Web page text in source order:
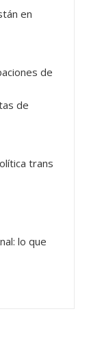
en
de
de
trans
lo que